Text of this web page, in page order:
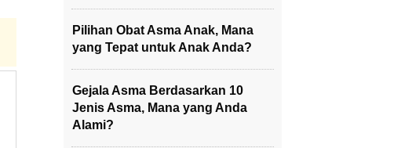
Pilihan Obat Asma Anak, Mana
yang Tepat untuk Anak Anda?
Gejala Asma Berdasarkan 10
Jenis Asma, Mana yang Anda
Alami?